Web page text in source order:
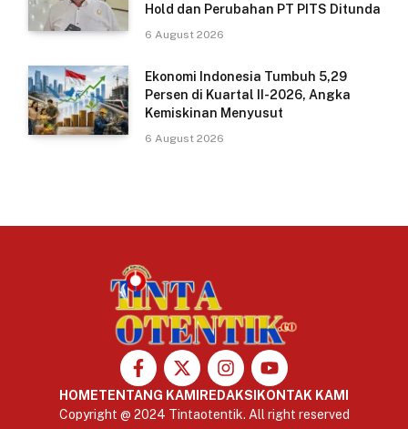
Hold dan Perubahan PT PITS Ditunda
6 August 2026
Ekonomi Indonesia Tumbuh 5,29
Persen di Kuartal II-2026, Angka
Kemiskinan Menyusut
6 August 2026
HOMETENTANG KAMI REDAKSI KONTAK KAMI
Copyright @ 2024 Tintaotentik. All right reserved